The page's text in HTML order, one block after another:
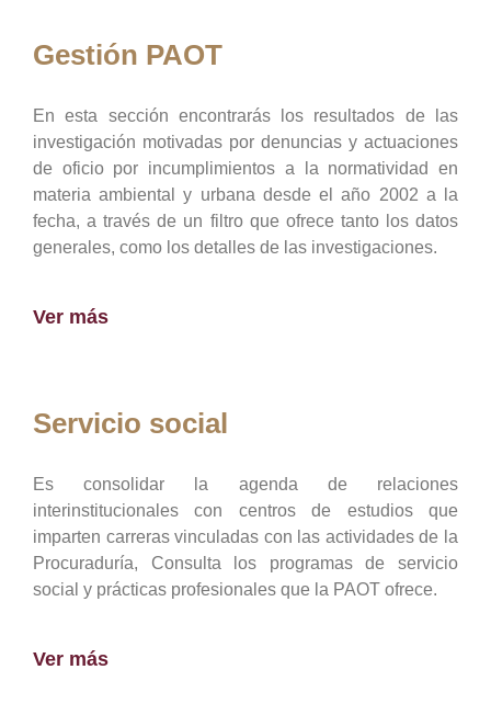
Gestión PAOT
En esta sección encontrarás los resultados de las
investigación motivadas por denuncias y actuaciones
de oficio por incumplimientos a la normatividad en
materia ambiental y urbana desde el año 2002 a la
fecha, a través de un filtro que ofrece tanto los datos
generales, como los detalles de las investigaciones.
Ver más
Servicio social
Es consolidar la agenda de relaciones
interinstitucionales con centros de estudios que
imparten carreras vinculadas con las actividades de la
Procuraduría, Consulta los programas de servicio
social y prácticas profesionales que la PAOT ofrece.
Ver más